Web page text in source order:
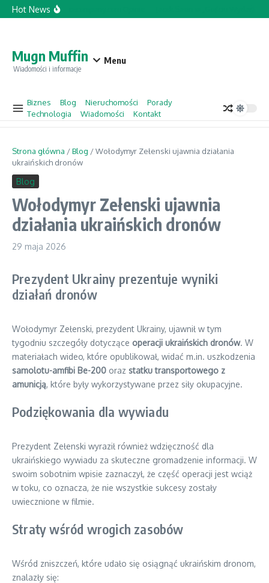
Przejdź do treści
Hot NewsTopforcecompany.com Opinie
Mugn Muffin
Wiadomości i informacje
Menu
Biznes Blog Nieruchomości
Porady
Technologia
Wiadomości Kontakt
Strona główna /Blog /Wołodymyr Zełenski ujawnia działania
ukraińskich dronów
Blog
Wołodymyr Zełenski ujawnia
działania ukraińskich dronów
29 maja 2026
Prezydent Ukrainy prezentuje wyniki
działań dronów
Wołodymyr Zełenski, prezydent Ukrainy, ujawnił w tym
tygodniu szczegóły dotyczące operacji ukraińskich dronów. W
materiałach wideo, które opublikował, widać m.in. uszkodzenia
samolotu-amfibi Be-200 oraz statku transportowego z
amunicją, które były wykorzystywane przez siły okupacyjne.
Podziękowania dla wywiadu
Prezydent Zełenski wyraził również wdzięczność dla
ukraińskiego wywiadu za skuteczne gromadzenie informacji. W
swoim sobotnim wpisie zaznaczył, że część operacji jest wciąż
w toku, co oznacza, że nie wszystkie sukcesy zostały
uwiecznione w filmie.
Straty wśród wrogich zasobów
Wśród zniszczeń, które udało się osiągnąć ukraińskim dronom,
znalazły się: